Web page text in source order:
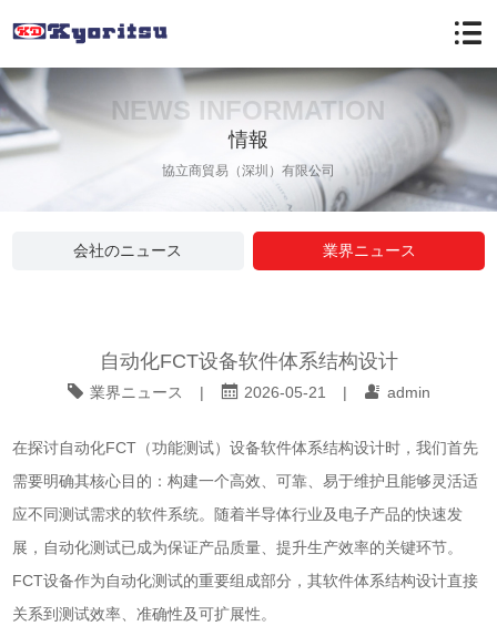
NEWS INFORMATION
情報
協立商貿易（深圳）有限公司
会社のニュース 業界ニュース
自动化FCT设备软件体系结构设计
業界ニュース | 2026-05-21 | admin
在探讨自动化FCT（功能测试）设备软件体系结构设计时，我们首先
需要明确其核心目的：构建一个高效、可靠、易于维护且能够灵活适
应不同测试需求的软件系统。随着半导体行业及电子产品的快速发
展，自动化测试已成为保证产品质量、提升生产效率的关键环节。
FCT设备作为自动化测试的重要组成部分，其软件体系结构设计直接
关系到测试效率、准确性及可扩展性。